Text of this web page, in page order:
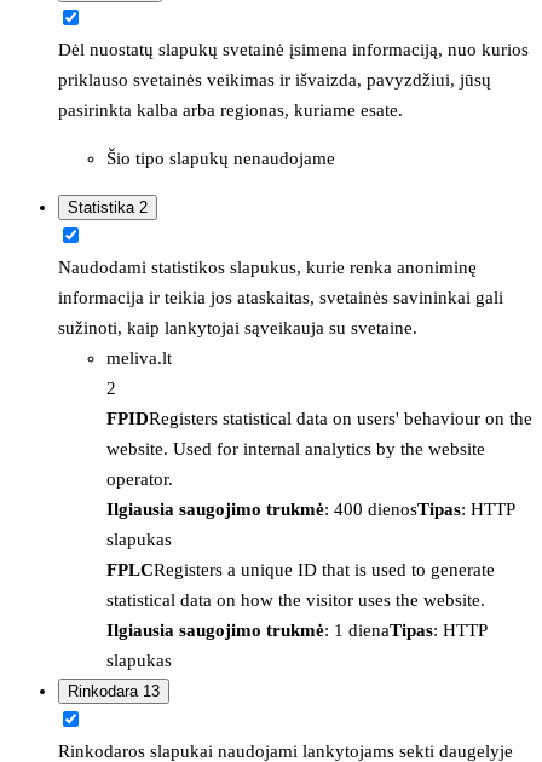
Dėl nuostatų slapukų svetainė įsimena informaciją, nuo kurios
priklauso svetainės veikimas ir išvaizda, pavyzdžiui, jūsų
pasirinkta kalba arba regionas, kuriame esate.
Šio tipo slapukų nenaudojame
Statistika 2
Naudodami statistikos slapukus, kurie renka anoniminę
informacija ir teikia jos ataskaitas, svetainės savininkai gali
sužinoti, kaip lankytojai sąveikauja su svetaine.
meliva.lt
2
FPIDRegisters statistical data on users' behaviour on the
website. Used for internal analytics by the website
operator.
Ilgiausia saugojimo trukmė: 400 dienosTipas: HTTP
slapukas
FPLCRegisters a unique ID that is used to generate
statistical data on how the visitor uses the website.
Ilgiausia saugojimo trukmė: 1 dienaTipas: HTTP
slapukas
Rinkodara 13
Rinkodaros slapukai naudojami lankytojams sekti daugelyje